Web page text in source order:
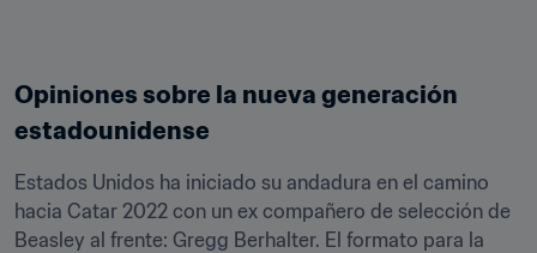
Opiniones sobre la nueva generación
estadounidense
Estados Unidos ha iniciado su andadura en el camino
hacia Catar 2022 con un ex compañero de selección de
Beasley al frente: Gregg Berhalter. El formato para la